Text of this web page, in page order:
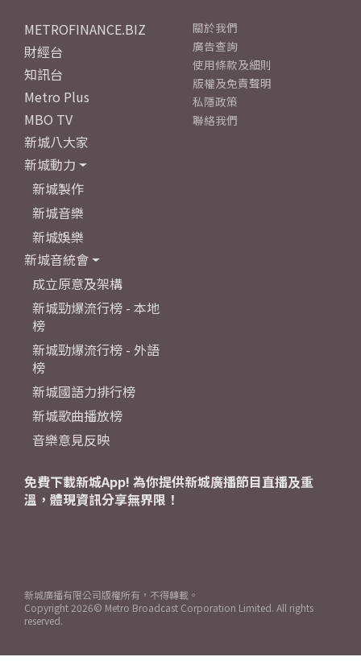
METROFINANCE.BIZ
財經台
知訊台
Metro Plus
MBO TV
新城八大家
新城動力
新城製作
新城音樂
新城娛樂
新城音統會
成立原意及架構
新城勁爆流行榜 - 本地
榜
新城勁爆流行榜 - 外語
榜
新城國語力排行榜
新城歌曲播放榜
音樂意見反映
關於我們
廣告查詢
使用條款及細則
版權及免責聲明
私隱政策
聯絡我們
免費下載新城App! 為你提供新城廣播節目直播及重
溫，體現資訊分享無界限！
新城廣播有限公司版權所有，不得轉載。
Copyright 2026© Metro Broadcast Corporation Limited. All rights
reserved.